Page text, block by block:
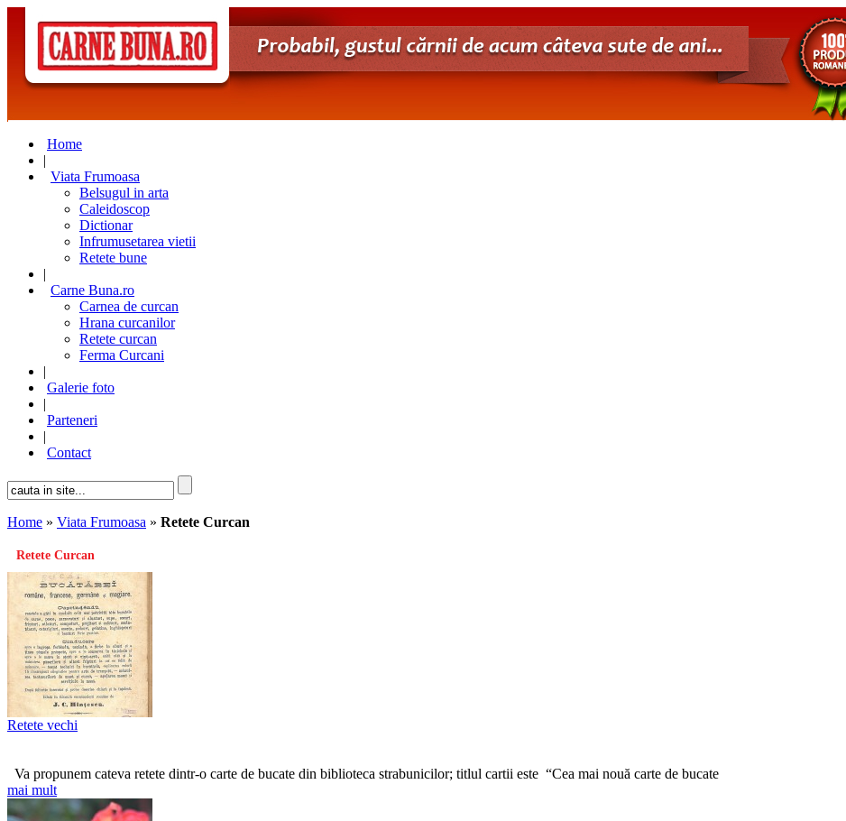
Home
|
Viata Frumoasa
Belsugul in arta
Caleidoscop
Dictionar
Infrumusetarea vietii
Retete bune
|
Carne Buna.ro
Carnea de curcan
Hrana curcanilor
Retete curcan
Ferma Curcani
|
Galerie foto
|
Parteneri
|
Contact
Home » Viata Frumoasa » Retete Curcan
Retete Curcan
Retete vechi
Va propunem cateva retete dintr-o carte de bucate din biblioteca strabunicilor; titlul cartii este “Cea mai nouă carte de bucate
mai mult